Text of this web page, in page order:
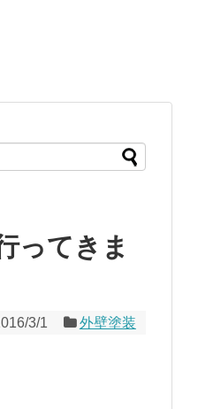
ってきま
3/1 外壁塗装